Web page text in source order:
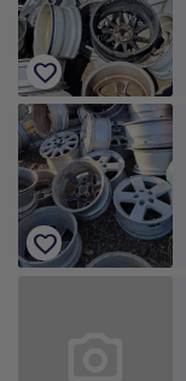
favorite
favorite